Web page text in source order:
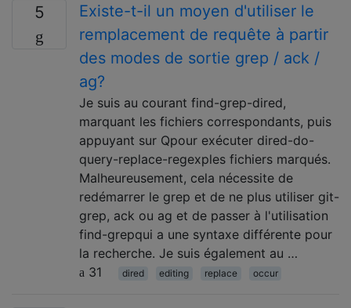
5
Existe-t-il un moyen d'utiliser le
remplacement de requête à partir
des modes de sortie grep / ack /
ag?
Je suis au courant find-grep-dired,
marquant les fichiers correspondants, puis
appuyant sur Qpour exécuter dired-do-
query-replace-regexples fichiers marqués.
Malheureusement, cela nécessite de
redémarrer le grep et de ne plus utiliser git-
grep, ack ou ag et de passer à l'utilisation
find-grepqui a une syntaxe différente pour
la recherche. Je suis également au …
31
dired editing replace occur